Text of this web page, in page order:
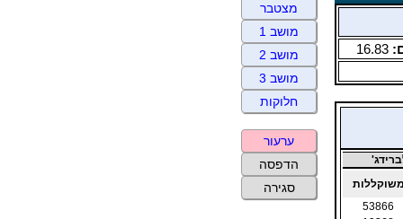
16.83
משוקללות
53866
מצטבר
מושב 1
מושב 2
מושב 3
חלוקות
ערעור
הדפסה
סגירה